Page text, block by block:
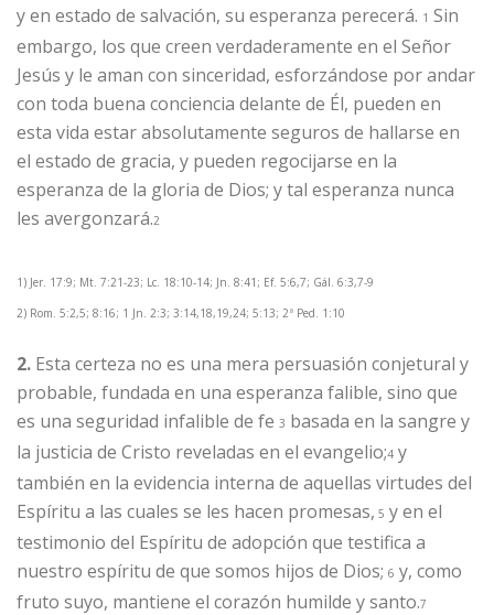
y en estado de salvación, su esperanza perecerá. 1 Sin
embargo, los que creen verdaderamente en el Señor
Jesús y le aman con sinceridad, esforzándose por andar
con toda buena conciencia delante de Él, pueden en
esta vida estar absolutamente seguros de hallarse en
el estado de gracia, y pueden regocijarse en la
esperanza de la gloria de Dios; y tal esperanza nunca
les avergonzará.2
1) Jer. 17:9; Mt. 7:21-23; Lc. 18:10-14; Jn. 8:41; Ef. 5:6,7; Gál. 6:3,7-9
2) Rom. 5:2,5; 8:16; 1 Jn. 2:3; 3:14,18,19,24; 5:13; 2ª Ped. 1:10
2. Esta certeza no es una mera persuasión conjetural y
probable, fundada en una esperanza falible, sino que
es una seguridad infalible de fe 3 basada en la sangre y
la justicia de Cristo reveladas en el evangelio;4 y
también en la evidencia interna de aquellas virtudes del
Espíritu a las cuales se les hacen promesas, 5 y en el
testimonio del Espíritu de adopción que testifica a
nuestro espíritu de que somos hijos de Dios; 6 y, como
fruto suyo, mantiene el corazón humilde y santo.7